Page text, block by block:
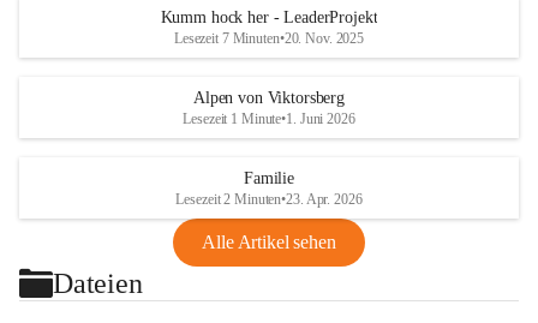
Kumm hock her - LeaderProjekt
Lesezeit 7 Minuten•20. Nov. 2025
Alpen von Viktorsberg
Lesezeit 1 Minute•1. Juni 2026
Familie
Lesezeit 2 Minuten•23. Apr. 2026
Alle Artikel sehen
Dateien